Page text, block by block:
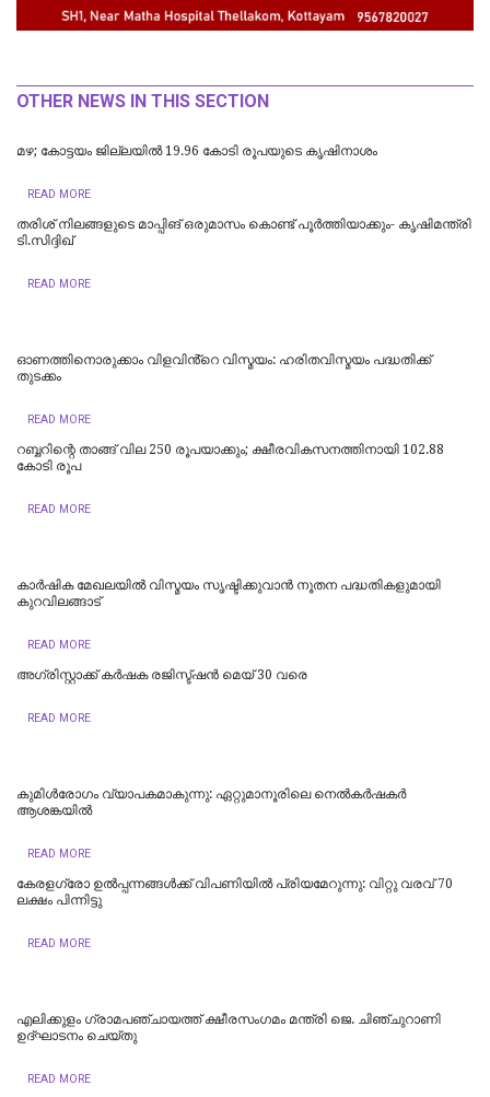
OTHER NEWS IN THIS SECTION
മഴ; കോട്ടയം ജില്ലയില്‍ 19.96 കോടി രൂപയുടെ കൃഷിനാശം
READ MORE
തരിശ് നിലങ്ങളുടെ മാപ്പിങ് ഒരുമാസം കൊണ്ട് പൂര്‍ത്തിയാക്കും- കൃഷിമന്ത്രി
ടി.സിദ്ദിഖ്
READ MORE
ഓണത്തിനൊരുക്കാം വിളവിൻ്റെ വിസ്മയം: ഹരിതവിസ്മയം പദ്ധതിക്ക്
തുടക്കം
READ MORE
റബ്ബറിന്റെ താങ്ങ് വില 250 രൂപയാക്കും; ക്ഷീരവികസനത്തിനായി 102.88
കോടി രൂപ
READ MORE
കാർഷിക മേഖലയിൽ വിസ്മയം സൃഷ്ടിക്കുവാൻ നൂതന പദ്ധതികളുമായി
കുറവിലങ്ങാട്
READ MORE
അഗ്രിസ്റ്റാക്ക് കർഷക രജിസ്ട്ഷൻ മെയ് 30 വരെ
READ MORE
കുമിൾരോഗം വ്യാപകമാകുന്നു: ഏറ്റുമാനൂരിലെ നെൽകർഷകർ
ആശങ്കയിൽ
READ MORE
കേരളഗ്രോ ഉൽപ്പന്നങ്ങൾക്ക് വിപണിയിൽ പ്രിയമേറുന്നു: വിറ്റു വരവ് 70
ലക്ഷം പിന്നിട്ടു
READ MORE
എലിക്കുളം ഗ്രാമപഞ്ചായത്ത് ക്ഷീരസംഗമം മന്ത്രി ജെ. ചിഞ്ചുറാണി
ഉദ്ഘാടനം ചെയ്തു
READ MORE